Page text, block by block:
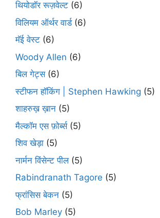
थियोडॉर रूज़वेल्ट (6)
विलियम ऑर्थर वार्ड(6)
मॅई वेस्ट (6)
Woody Allen (6)
बिल गेट्स(6)
स्टीफन हॉकिंग | Stephen Hawking (5)
शाहरुख़ ख़ान (5)
मैल्कॉम एस फ़ोर्ब्स(5)
शिव खेड़ा (5)
नार्मन विंसेन्ट पील(5)
Rabindranath Tagore (5)
फ्रांसिस बेकन (5)
Bob Marley (5)